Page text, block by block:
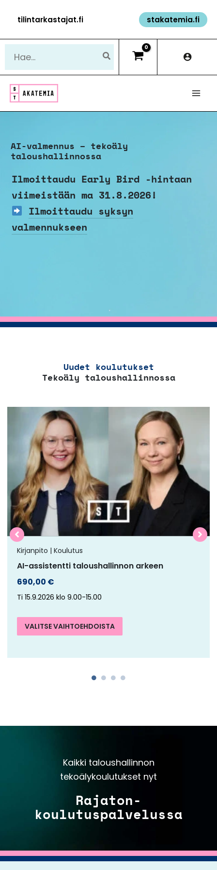
sisältöön
tilintarkastajat.fi stakatemia.fi
AI-valmennus – tekoäly
taloushallinnossa
Ilmoittaudu Early Bird -hintaan
viimeistään ma 31.8.2026!
Ilmoittaudu syksyn
valmennukseen
Uudet koulutukset
Tekoäly taloushallinnossa
Kirjanpito | Koulutus
AI-assistentti taloushallinnon arkeen
690,00 €
Ti 15.9.2026 klo 9.00-15.00
VALITSE VAIHTOEHDOISTA
tuotteella
useampi
muunnelma.
Voit
tehdä
valinnat
tuotteen
sivulla.
Kaikki taloushallinnon
tekoälykoulutukset nyt
Rajaton-
koulutuspalvelussa